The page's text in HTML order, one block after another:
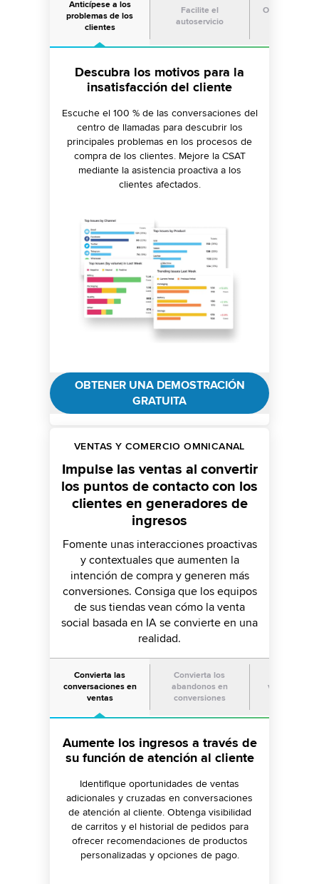
Anticípese a los
problemas de los
clientes
Facilite el
autoservicio
Optimice el
Descubra los motivos para la
insatisfacción del cliente
Escuche el 100 % de las conversaciones del
centro de llamadas para descubrir los
principales problemas en los procesos de
compra de los clientes. Mejore la CSAT
mediante la asistencia proactiva a los
clientes afectados.
Reduzca los costes de servicio
mediante el autoservicio
Proporcione bases de conocimiento de
SEO, bots de IA y comunidades moderadas
por IA para resolver consultas sobre plazos
de tiendas, disponibilidad de productos y
políticas de devolución.
Resuelva las consultas de los
clientes un 50 % más rápido con
Aumente la eficiencia con visión del cliente
y CRM para una FCR mejor. Reduzca
interacciones con flujos de trabajo guiados,
bases de conocimientos y
recomendaciones de casos anteriores.
OBTENER UNA DEMOSTRACIÓN
GRATUITA
VENTAS Y COMERCIO OMNICANAL
Impulse las ventas al convertir
los puntos de contacto con los
clientes en generadores de
ingresos
Fomente unas interacciones proactivas
y contextuales que aumenten la
intención de compra y generen más
conversiones. Consiga que los equipos
de sus tiendas vean cómo la venta
social basada en IA se convierte en una
realidad.
Convierta las
conversaciones en
ventas
Convierta los
abandonos en
conversiones
ventas en
Aumente los ingresos a través de
su función de atención al cliente
Identifique oportunidades de ventas
adicionales y cruzadas en conversaciones
de atención al cliente. Obtenga visibilidad
de carritos y el historial de pedidos para
ofrecer recomendaciones de productos
personalizadas y opciones de pago.
Impulse las conversiones con una
comunicación personalizada
Aproveche el chat con mensajes proactivos
para ofertas. Realice llamadas basadas en IA
para reducir el abandono de carritos y
realizar un seguimiento. Proporcione
asistencia de compra a través de bots de IA
conversacionales/IVR.
Duplique las tasas de conversión
de clientes potenciales a través
Equipe a los equipos de su tienda con una
biblioteca de contenido de fácil acceso de
activos, campañas y plantillas de alta calidad
para fomentar la interacción y acelerar la
conversión de clientes potenciales en